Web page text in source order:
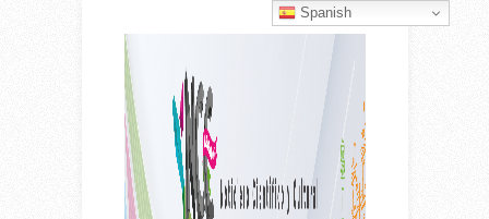
Spanish